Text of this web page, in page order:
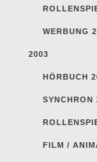
WERBUNG
2003
HÖRBUCH
SYNCHRON
FILM /